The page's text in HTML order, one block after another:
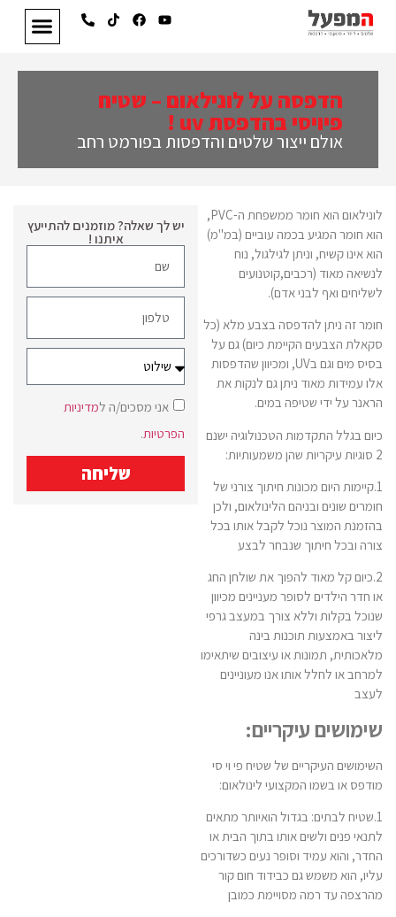
הדפסה על לונילאום – שטיח
פיויסי בהדפסת uv !
אולם ייצור שלטים והדפסות בפורמט רחב
לונילאום הוא חומר ממשפחת ה-PVC,
הוא חומר המגיע בכמה עוביים (במ"מ)
הוא אינו קשיח, וניתן לגילגול, נוח
לנשיאה מאוד (רכבים,קוטנועים
לשליחים ואף לבני אדם).
חומר זה ניתן להדפסה בצבע מלא (כל
סקאלת הצבעים הקיימת כיום) גם על
בסיס מים וגם בUV, ומכיוון שהדפסות
אלו עמידות מאוד ניתן גם לנקות את
הראנר על ידי שטיפה במים.
כיום בגלל התקדמות הטכנולוגיה ישנם
2 סוגיות עיקריות שהן משמעותיות:
1.קיימות היום מכונות חיתוך צורני של
חומרים שונים ובניהם הלינולאום, ולכן
בהזמנת המוצר נוכל לקבל אותו בכל
צורה ובכל חיתוך שנבחר לבצע
2.כיום קל מאוד להפוך את שולחן החג
או חדר הילדים לסופר מעניינים מכיוון
שנוכל בקלות וללא צורך במעצב גרפי
ליצור באמצעות תוכנות בינה
מלאכותית, תמונות או עיצובים שיתאימו
למרחב או לחלל אותו אנו מעוניינים
לעצב
שימושים עיקריים:
השימושים העיקריים של שטיח פי וי סי
מודפס או בשמו המקצועי לינולאום:
1.שטיח לבתים: בגדול הואיותר מתאים
לתנאי פנים ולשים אותו בתוך הבית או
החדר, והוא עמיד וסופר נעים כשדורכים
עליו, הוא משמש גם כבידוד חום קור
מהרצפה עד רמה מסויימת כמובן
יש לך שאלה? מוזמנים להתייעץ
איתנו !
אני מסכים/ה למדיניות
הפרטיות.
שליחה